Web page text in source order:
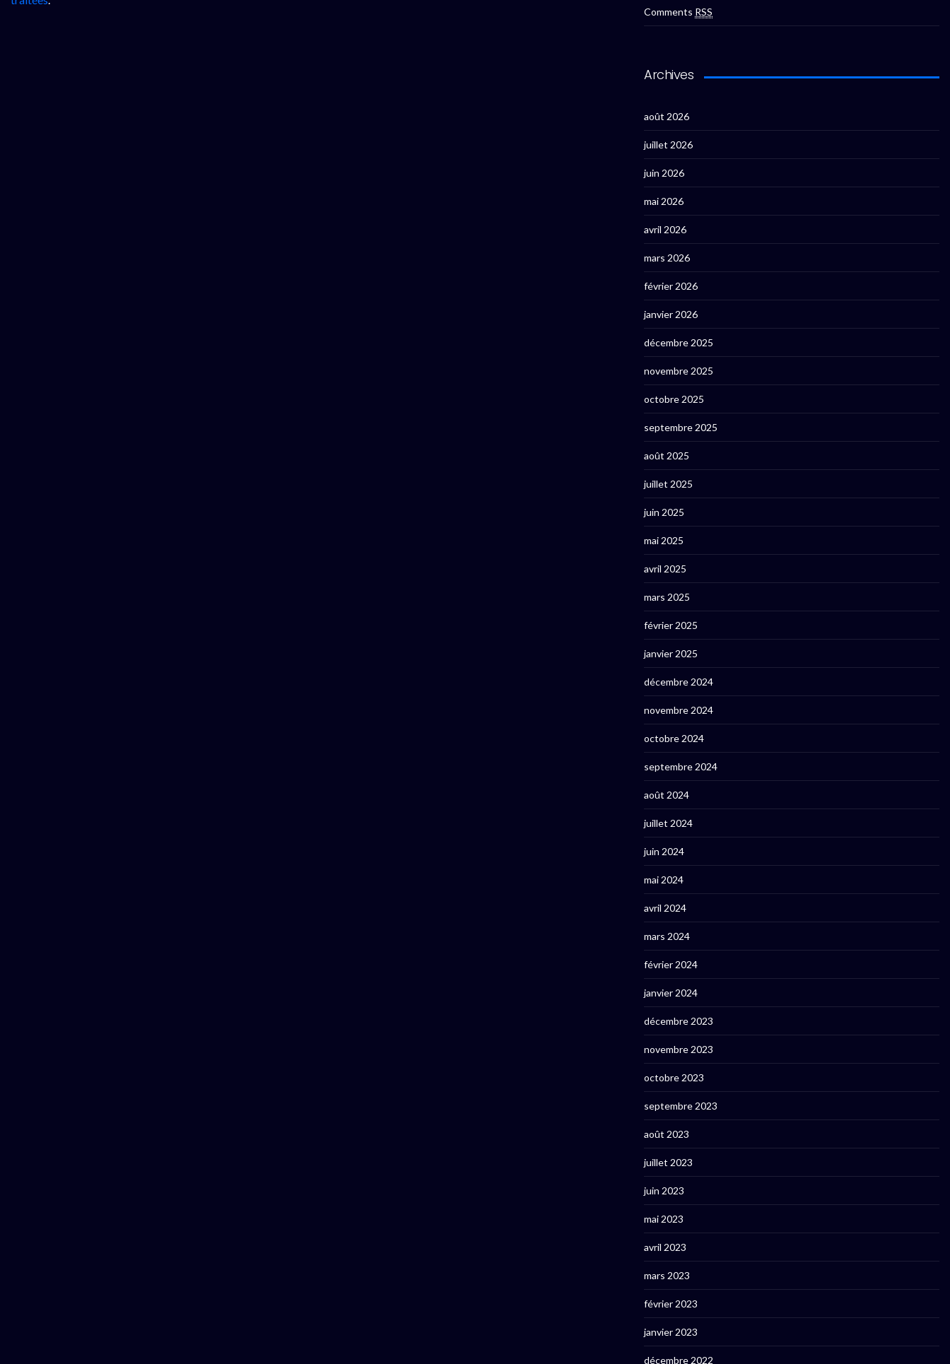
Comments RSS
Archives
août 2026
juillet 2026
juin 2026
mai 2026
avril 2026
mars 2026
février 2026
janvier 2026
décembre 2025
novembre 2025
octobre 2025
septembre 2025
août 2025
juillet 2025
juin 2025
mai 2025
avril 2025
mars 2025
février 2025
janvier 2025
décembre 2024
novembre 2024
octobre 2024
septembre 2024
août 2024
juillet 2024
juin 2024
mai 2024
avril 2024
mars 2024
février 2024
janvier 2024
décembre 2023
novembre 2023
octobre 2023
septembre 2023
août 2023
juillet 2023
juin 2023
mai 2023
avril 2023
mars 2023
février 2023
janvier 2023
décembre 2022